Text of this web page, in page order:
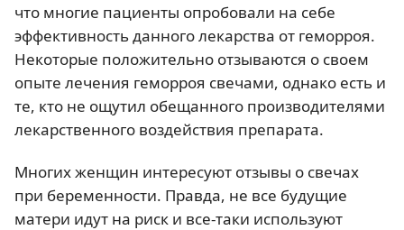
что многие пациенты опробовали на себе
эффективность данного лекарства от геморроя.
Некоторые положительно отзываются о своем
опыте лечения геморроя свечами, однако есть и
те, кто не ощутил обещанного производителями
лекарственного воздействия препарата.
Многих женщин интересуют отзывы о свечах
при беременности. Правда, не все будущие
матери идут на риск и все-таки используют